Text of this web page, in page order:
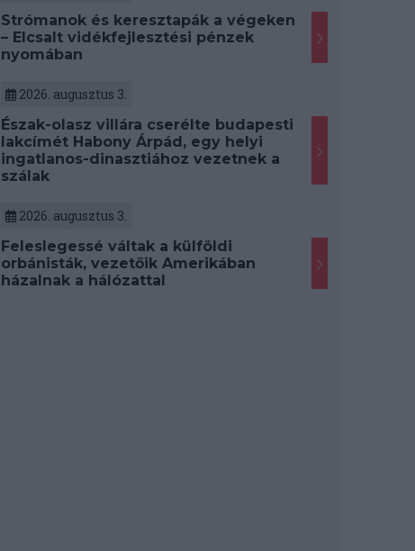
Strómanok és keresztapák a végeken
– Elcsalt vidékfejlesztési pénzek
nyomában
2026. augusztus 3.
Észak-olasz villára cserélte budapesti
lakcímét Habony Árpád, egy helyi
ingatlanos-dinasztiához vezetnek a
szálak
2026. augusztus 3.
Feleslegessé váltak a külföldi
orbánisták, vezetőik Amerikában
házalnak a hálózattal